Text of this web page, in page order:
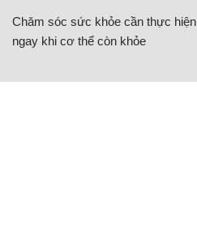
Chăm sóc sức khỏe cần thực hiện
ngay khi cơ thể còn khỏe